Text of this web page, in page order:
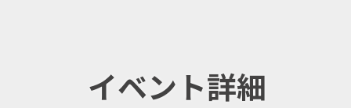
イベント詳細